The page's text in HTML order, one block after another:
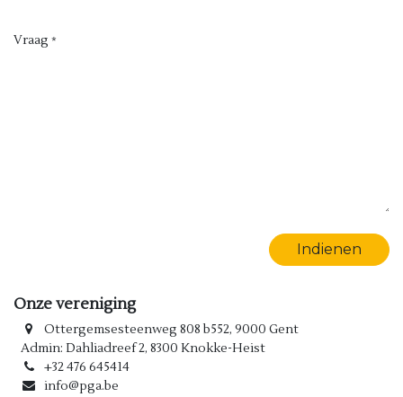
Vraag *
Indienen
Onze vereniging
Ottergemsesteenweg 808 b552, 9000 Gent
Admin: Dahliadreef 2, 8300 Knokke-Heist
+32 476 645414
info@pga.be